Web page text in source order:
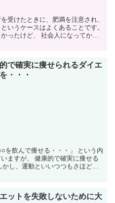
受けたときに、肥満を注意され、
いうケースはよくあることです。
ったけど、 社会人になってから
で確実に痩せられるダイエ
・・・
を飲んで痩せる・・・」 という内
ますが、 健康的で確実に痩せる
し、運動といいつつもさほどき
ットを失敗しないために大